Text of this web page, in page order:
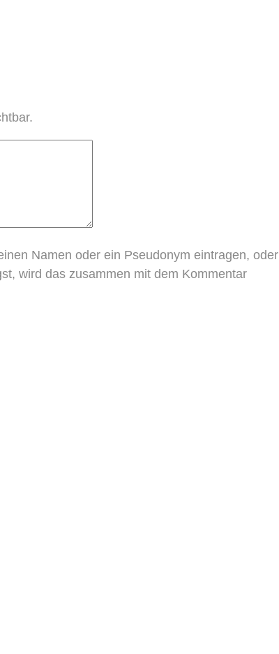
Namen oder ein Pseudonym eintragen, oder
wird das zusammen mit dem Kommentar